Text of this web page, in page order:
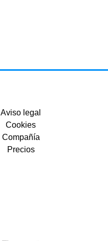
Aviso legal
Cookies
Compañía
Precios